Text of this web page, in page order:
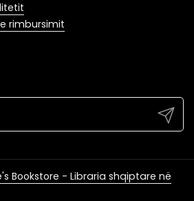
rimbursimit
Submit
Bookstore - Libraria shqiptare në